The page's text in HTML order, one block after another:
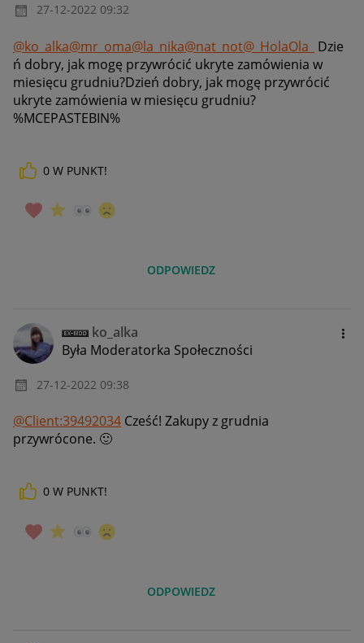
‎27-12-2022 09:32
@ko_alka@mr_oma@la_nika@nat_not@_HolaOla_ Dzie
ń dobry, jak mogę przywrócić ukryte zamówienia w
miesięcu grudniu?Dzień dobry, jak mogę przywrócić
ukryte zamówienia w miesięcu grudniu?
%MCEPASTEBIN%
0 W PUNKT!
ODPOWIEDZ
ko_alka
Była Moderatorka Społeczności
‎27-12-2022 09:38
@Client:39492034 Cześć! Zakupy z grudnia
przywrócone. 🙂
0 W PUNKT!
ODPOWIEDZ